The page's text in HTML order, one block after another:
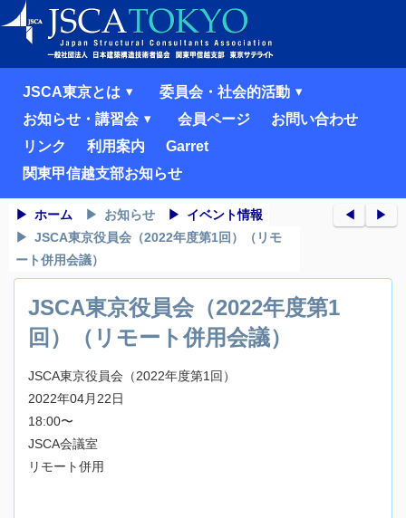
JSCA東京とは
委員会・社会的活動
お知らせ・講習会
会員ページ
お問い合わせ
リンク
利用案内
Garret
関東甲信越支部お知らせ
ホーム お知らせ
イベント情報
JSCA東京役員会（2022年度第1回）（リモ
ート併用会議）
◀︎ ▶︎
JSCA東京役員会（2022年度第1
回）（リモート併用会議）
JSCA東京役員会（2022年度第1回）
2022年04月22日
18:00〜
JSCA会議室
リモート併用